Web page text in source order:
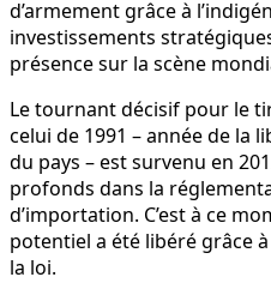
d’armement grâce à
investissements
présence sur la scène
Le tournant décisif pour le
celui de 1991 – année de la
du pays – est survenu en
profonds dans la
d’importation. C’est à ce
potentiel a été libéré grâce
la loi.